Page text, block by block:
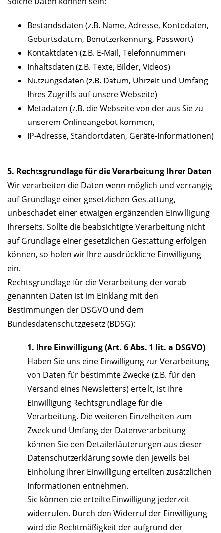
Bestandsdaten (z.B. Name, Adresse, Kontodaten,
Geburtsdatum, Benutzerkennung, Passwort)
Kontaktdaten (z.B. E-Mail, Telefonnummer)
Inhaltsdaten (z.B. Texte, Bilder, Videos)
Nutzungsdaten (z.B. Datum, Uhrzeit und Umfang
Ihres Zugriffs auf unsere Webseite)
Metadaten (z.B. die Webseite von der aus Sie zu
unserem Onlineangebot kommen,
IP-Adresse, Standortdaten, Geräte-Informationen)
5. Rechtsgrundlage für die Verarbeitung Ihrer Daten
Wir verarbeiten die Daten wenn möglich und vorrangig
auf Grundlage einer gesetzlichen Gestattung,
unbeschadet einer etwaigen ergänzenden Einwilligung
Ihrerseits. Sollte die beabsichtigte Verarbeitung nicht
auf Grundlage einer gesetzlichen Gestattung erfolgen
können, so holen wir Ihre ausdrückliche Einwilligung
ein.
Rechtsgrundlage für die Verarbeitung der vorab
genannten Daten ist im Einklang mit den
Bestimmungen der DSGVO und dem
Bundesdatenschutzgesetz (BDSG):
1. Ihre Einwilligung (Art. 6 Abs. 1 lit. a DSGVO)
Haben Sie uns eine Einwilligung zur Verarbeitung
von Daten für bestimmte Zwecke (z.B. für den
Versand eines Newsletters) erteilt, ist Ihre
Einwilligung Rechtsgrundlage für die
Verarbeitung. Die weiteren Einzelheiten zum
Zweck und Umfang der Datenverarbeitung
können Sie den Detailerläuterungen aus dieser
Datenschutzerklärung sowie den jeweils bei
Einholung Ihrer Einwilligung erteilten zusätzlichen
Informationen entnehmen.
Sie können die erteilte Einwilligung jederzeit
widerrufen. Durch den Widerruf der Einwilligung
wird die Rechtmäßigkeit der aufgrund der